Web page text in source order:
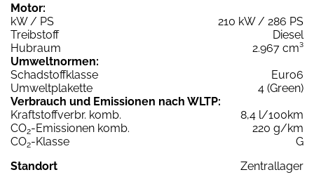
Motor:
kW / PS
210 kW / 286 PS
Treibstoff
Diesel
Hubraum
2.967 cm³
Umweltnormen:
Schadstoffklasse
Euro6
Umweltplakette
4 (Green)
Verbrauch und Emissionen nach WLTP:
Kraftstoffverbr. komb.
8,4 l/100km
CO2-Emissionen komb.
220 g/km
CO2-Klasse
G
Standort
Zentrallager